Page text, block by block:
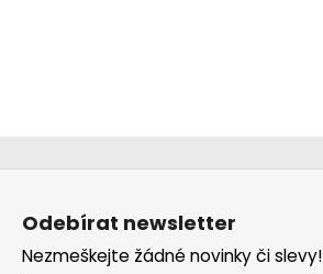
Z
Odebírat newsletter
Nezmeškejte žádné novinky či slevy!